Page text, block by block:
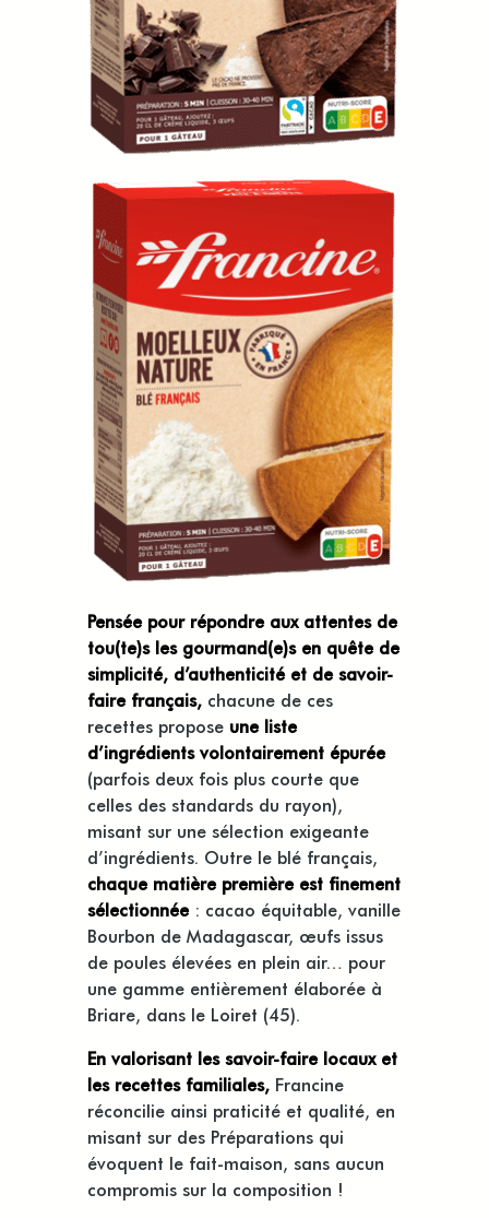
Pensée pour répondre aux attentes de
tou(te)s les gourmand(e)s en quête de
simplicité, d’authenticité et de savoir-
faire français, chacune de ces
recettes propose une liste
d’ingrédients volontairement épurée
(parfois deux fois plus courte que
celles des standards du rayon),
misant sur une sélection exigeante
d’ingrédients. Outre le blé français,
chaque matière première est finement
sélectionnée: cacao équitable, vanille
Bourbon de Madagascar, œufs issus
de poules élevées en plein air… pour
une gamme entièrement élaborée à
Briare, dans le Loiret (45).
En valorisant les savoir-faire locaux et
les recettes familiales, Francine
réconcilie ainsi praticité et qualité, en
misant sur des Préparations qui
évoquent le fait-maison, sans aucun
compromis sur la composition !